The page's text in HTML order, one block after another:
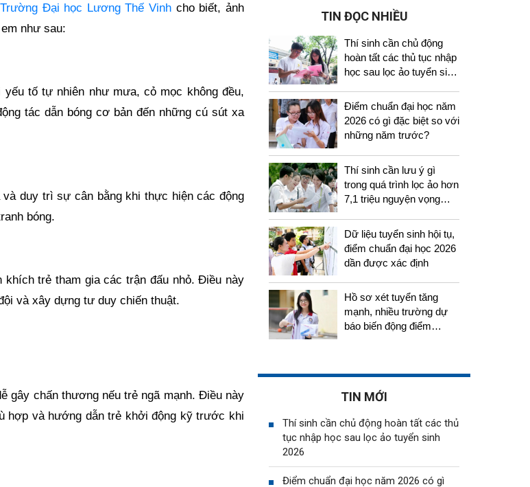
Trường Đại học Lương Thế Vinh cho biết, ảnh
như sau:
tố tự nhiên như mưa, cỏ mọc không đều,
tác dẫn bóng cơ bản đến những cú sút xa
duy trì sự cân bằng khi thực hiện các động
bóng.
trẻ tham gia các trận đấu nhỏ. Điều này
và xây dựng tư duy chiến thuật.
gây chấn thương nếu trẻ ngã mạnh. Điều này
hợp và hướng dẫn trẻ khởi động kỹ trước khi
TIN ĐỌC NHIỀU
Thí sinh cần chủ động
hoàn tất các thủ tục nhập
học sau lọc ảo tuyển sinh
Điểm chuẩn đại học năm
2026 có gì đặc biệt so với
những năm trước?
Thí sinh cần lưu ý gì
trong quá trình lọc ảo hơn
7,1 triệu nguyện vọng
Dữ liệu tuyển sinh hội tụ,
điểm chuẩn đại học 2026
dần được xác định
Hồ sơ xét tuyển tăng
mạnh, nhiều trường dự
báo biến động điểm
TIN MỚI
Thí sinh cần chủ động hoàn tất các thủ
tục nhập học sau lọc ảo tuyển sinh
2026
Điểm chuẩn đại học năm 2026 có gì